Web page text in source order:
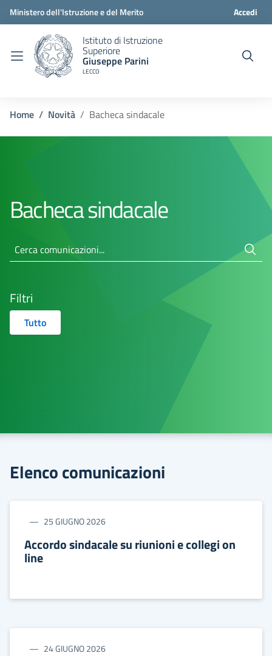
Ministero dell'Istruzione e del Merito Accedi
Istituto di Istruzione
Superiore
Giuseppe Parini
LECCO
Home Novità Bacheca sindacale
Bacheca sindacale
Cerca comunicazioni...
Filtri
Tutto
Elenco comunicazioni
25 GIUGNO 2026
Accordo sindacale su riunioni e collegi on
line
24 GIUGNO 2026